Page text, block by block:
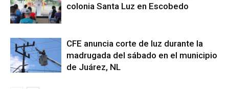
colonia Santa Luz en Escobedo
CFE anuncia corte de luz durante la
madrugada del sábado en el municipio
de Juárez, NL